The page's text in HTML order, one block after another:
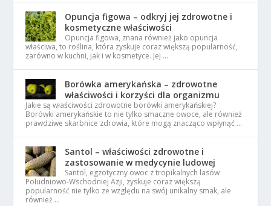
Opuncja figowa – odkryj jej zdrowotne i
kosmetyczne właściwości
Opuncja figowa, znana również jako opuncja
właściwa, to roślina, która zyskuje coraz większą popularność,
zarówno w kuchni, jak i w kosmetyce. Jej …
Borówka amerykańska – zdrowotne
właściwości i korzyści dla organizmu
Jakie są właściwości zdrowotne borówki amerykańskiej?
Borówki amerykańskie to nie tylko smaczne owoce, ale również
prawdziwe skarbnice zdrowia, które mogą znacząco wpłynąć …
Santol – właściwości zdrowotne i
zastosowanie w medycynie ludowej
Santol, egzotyczny owoc z tropikalnych lasów
Południowo-Wschodniej Azji, zyskuje coraz większą
popularność nie tylko ze względu na swój unikalny smak, ale
również …